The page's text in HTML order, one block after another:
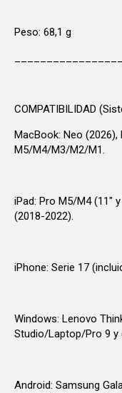
Peso: 68,1 g
COMPATIBILIDAD
MacBook: Neo
M5/M4/M3/M2/M1.
iPad: Pro M5/M4 (11"
(2018-2022).
iPhone: Serie 17
Windows: Lenovo
Studio/Laptop/Pro 9 y
Android: Samsung